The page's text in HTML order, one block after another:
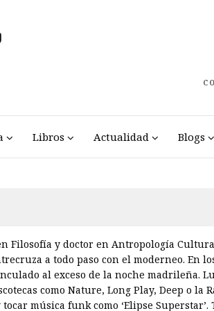
Libros Actualidad Blogs
Filosofía y doctor en Antropología
a todo paso con el moderneo. En
al exceso de la noche madrileña.
como Nature, Long Play, Deep o la
música funk como ‘Elipse